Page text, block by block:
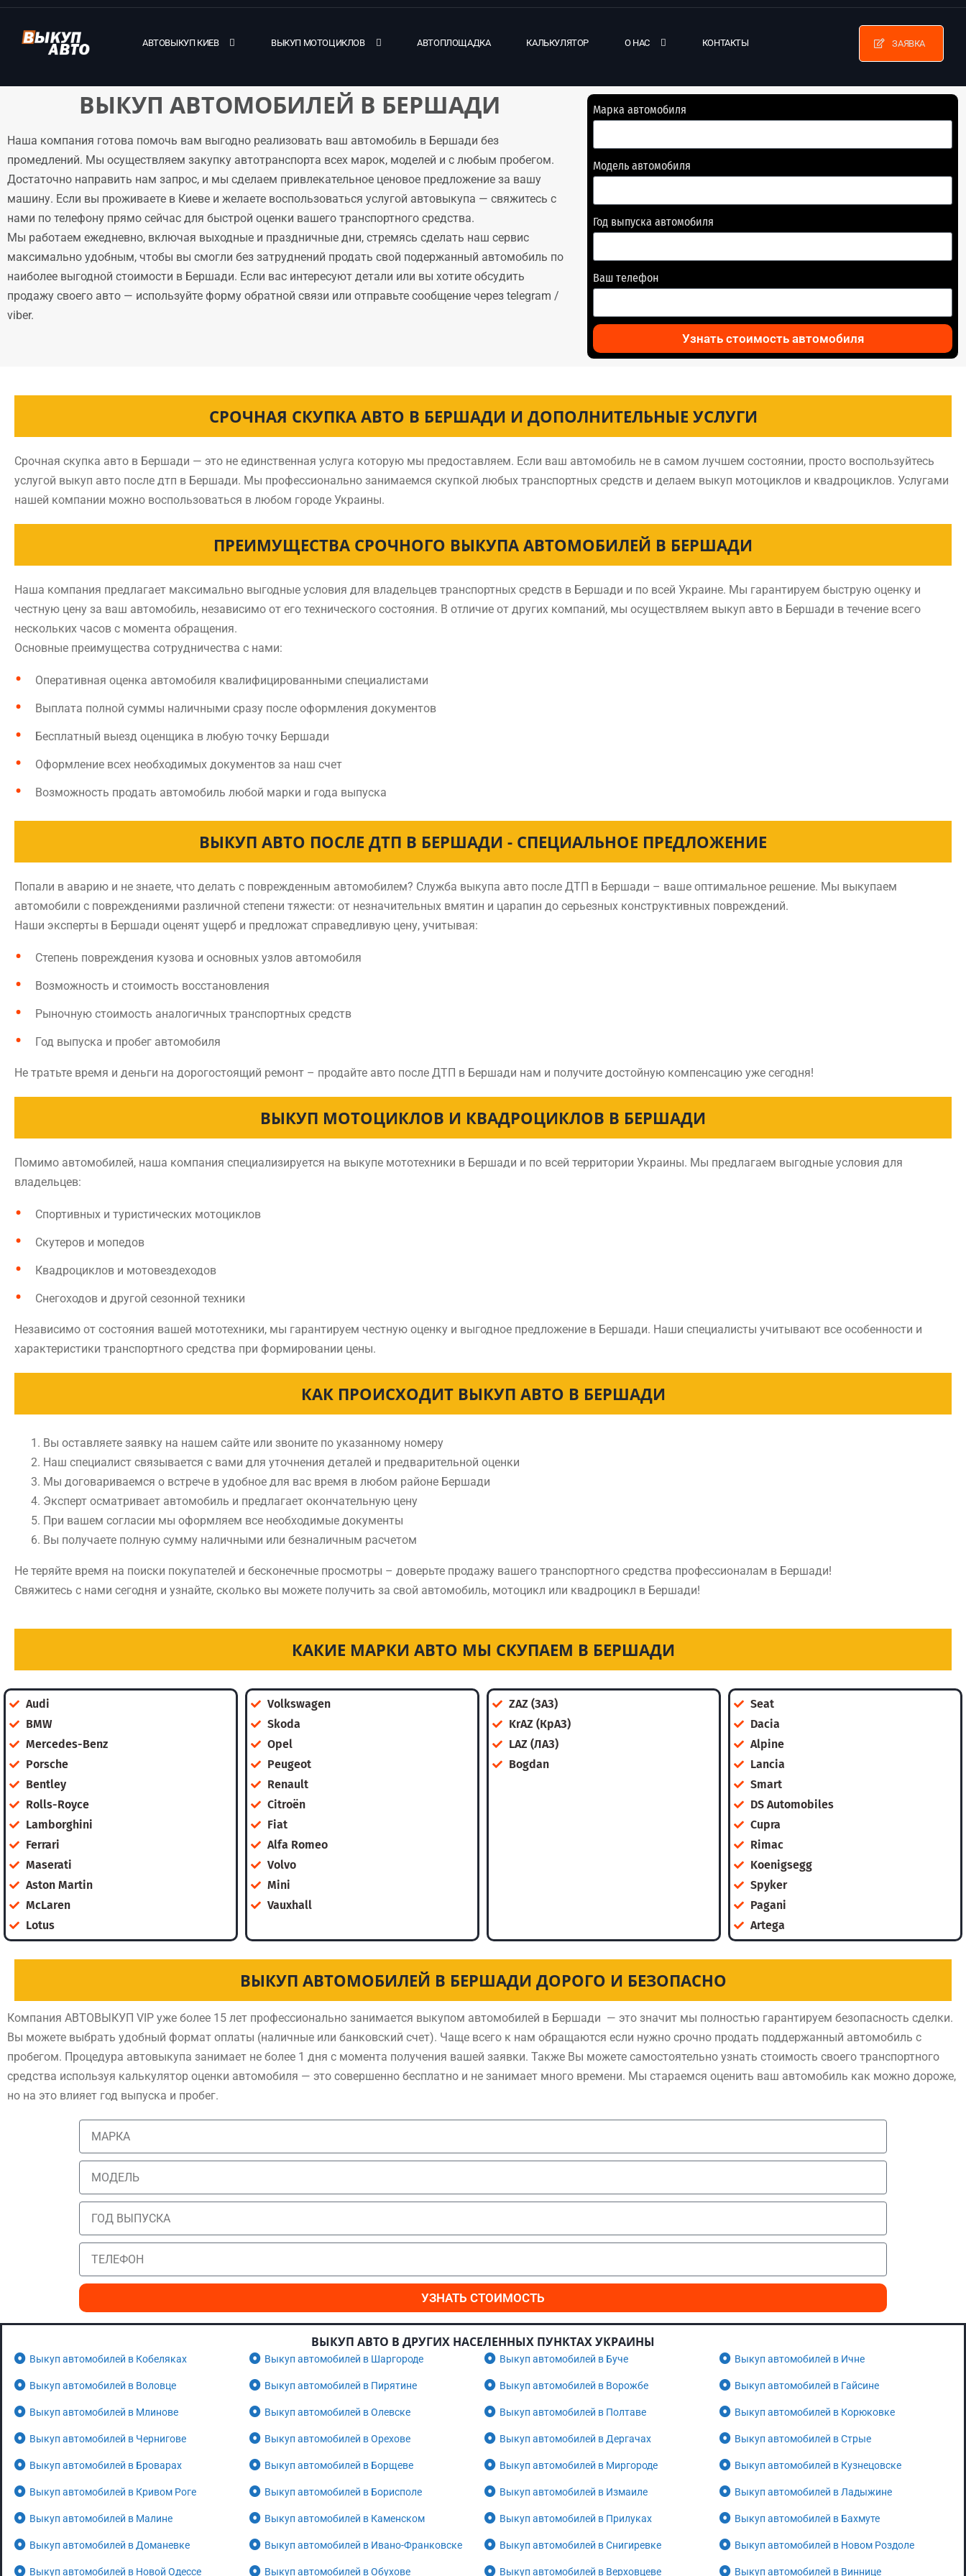
АВТОВЫКУП КИЕВ ВЫКУП МОТОЦИКЛОВ АВТОПЛОЩАДКА КАЛЬКУЛЯТОР О НАС КОНТАКТЫ ЗАЯВКА
ВЫКУП АВТОМОБИЛЕЙ В БЕРШАДИ
Наша компания готова помочь вам выгодно реализовать ваш автомобиль в Бершади без
промедлений. Мы осуществляем закупку автотранспорта всех марок, моделей и с любым пробегом.
Достаточно направить нам запрос, и мы сделаем привлекательное ценовое предложение за вашу
машину. Если вы проживаете в Киеве и желаете воспользоваться услугой автовыкупа — свяжитесь с
нами по телефону прямо сейчас для быстрой оценки вашего транспортного средства.
Мы работаем ежедневно, включая выходные и праздничные дни, стремясь сделать наш сервис
максимально удобным, чтобы вы смогли без затруднений продать свой подержанный автомобиль по
наиболее выгодной стоимости в Бершади. Если вас интересуют детали или вы хотите обсудить
продажу своего авто — используйте форму обратной связи или отправьте сообщение через telegram /
viber.
Марка автомобиля
Модель автомобиля
Год выпуска автомобиля
Ваш телефон
Узнать стоимость автомобиля
СРОЧНАЯ СКУПКА АВТО В БЕРШАДИ И ДОПОЛНИТЕЛЬНЫЕ УСЛУГИ
Срочная скупка авто в Бершади — это не единственная услуга которую мы предоставляем. Если ваш автомобиль не в самом лучшем состоянии, просто воспользуйтесь
услугой выкуп авто после дтп в Бершади. Мы профессионально занимаемся скупкой любых транспортных средств и делаем выкуп мотоциклов и квадроциклов. Услугами
нашей компании можно воспользоваться в любом городе Украины.
ПРЕИМУЩЕСТВА СРОЧНОГО ВЫКУПА АВТОМОБИЛЕЙ В БЕРШАДИ
Наша компания предлагает максимально выгодные условия для владельцев транспортных средств в Бершади и по всей Украине. Мы гарантируем быструю оценку и
честную цену за ваш автомобиль, независимо от его технического состояния. В отличие от других компаний, мы осуществляем выкуп авто в Бершади в течение всего
нескольких часов с момента обращения.
Основные преимущества сотрудничества с нами:
Оперативная оценка автомобиля квалифицированными специалистами
Выплата полной суммы наличными сразу после оформления документов
Бесплатный выезд оценщика в любую точку Бершади
Оформление всех необходимых документов за наш счет
Возможность продать автомобиль любой марки и года выпуска
ВЫКУП АВТО ПОСЛЕ ДТП В БЕРШАДИ - СПЕЦИАЛЬНОЕ ПРЕДЛОЖЕНИЕ
Попали в аварию и не знаете, что делать с поврежденным автомобилем? Служба выкупа авто после ДТП в Бершади – ваше оптимальное решение. Мы выкупаем
автомобили с повреждениями различной степени тяжести: от незначительных вмятин и царапин до серьезных конструктивных повреждений.
Наши эксперты в Бершади оценят ущерб и предложат справедливую цену, учитывая:
Степень повреждения кузова и основных узлов автомобиля
Возможность и стоимость восстановления
Рыночную стоимость аналогичных транспортных средств
Год выпуска и пробег автомобиля
Не тратьте время и деньги на дорогостоящий ремонт – продайте авто после ДТП в Бершади нам и получите достойную компенсацию уже сегодня!
ВЫКУП МОТОЦИКЛОВ И КВАДРОЦИКЛОВ В БЕРШАДИ
Помимо автомобилей, наша компания специализируется на выкупе мототехники в Бершади и по всей территории Украины. Мы предлагаем выгодные условия для
владельцев:
Спортивных и туристических мотоциклов
Скутеров и мопедов
Квадроциклов и мотовездеходов
Снегоходов и другой сезонной техники
Независимо от состояния вашей мототехники, мы гарантируем честную оценку и выгодное предложение в Бершади. Наши специалисты учитывают все особенности и
характеристики транспортного средства при формировании цены.
КАК ПРОИСХОДИТ ВЫКУП АВТО В БЕРШАДИ
Вы оставляете заявку на нашем сайте или звоните по указанному номеру
Наш специалист связывается с вами для уточнения деталей и предварительной оценки
Мы договариваемся о встрече в удобное для вас время в любом районе Бершади
Эксперт осматривает автомобиль и предлагает окончательную цену
При вашем согласии мы оформляем все необходимые документы
Вы получаете полную сумму наличными или безналичным расчетом
Не теряйте время на поиски покупателей и бесконечные просмотры – доверьте продажу вашего транспортного средства профессионалам в Бершади!
Свяжитесь с нами сегодня и узнайте, сколько вы можете получить за свой автомобиль, мотоцикл или квадроцикл в Бершади!
КАКИЕ МАРКИ АВТО МЫ СКУПАЕМ В БЕРШАДИ
Audi
BMW
Mercedes-Benz
Porsche
Bentley
Rolls-Royce
Lamborghini
Ferrari
Maserati
Aston Martin
McLaren
Lotus
Volkswagen
Skoda
Opel
Peugeot
Renault
Citroën
Fiat
Alfa Romeo
Volvo
Mini
Vauxhall
ZAZ (ЗАЗ)
KrAZ (КрАЗ)
LAZ (ЛАЗ)
Bogdan
Seat
Dacia
Alpine
Lancia
Smart
DS Automobiles
Cupra
Rimac
Koenigsegg
Spyker
Pagani
Artega
ВЫКУП АВТОМОБИЛЕЙ В БЕРШАДИ ДОРОГО И БЕЗОПАСНО
Компания АВТОВЫКУП VIP уже более 15 лет профессионально занимается выкупом автомобилей в Бершади — это значит мы полностью гарантируем безопасность сделки.
Вы можете выбрать удобный формат оплаты (наличные или банковский счет). Чаще всего к нам обращаются если нужно срочно продать поддержанный автомобиль с
пробегом. Процедура автовыкупа занимает не более 1 дня с момента получения вашей заявки. Также Вы можете самостоятельно узнать стоимость своего транспортного
средства используя калькулятор оценки автомобиля — это совершенно бесплатно и не занимает много времени. Мы стараемся оценить ваш автомобиль как можно дороже,
но на это влияет год выпуска и пробег.
УЗНАТЬ СТОИМОСТЬ
ВЫКУП АВТО В ДРУГИХ НАСЕЛЕННЫХ ПУНКТАХ УКРАИНЫ
Выкуп автомобилей в Кобеляках Выкуп автомобилей в Шаргороде Выкуп автомобилей в Буче Выкуп автомобилей в Ичне
Выкуп автомобилей в Воловце Выкуп автомобилей в Пирятине Выкуп автомобилей в Ворожбе Выкуп автомобилей в Гайсине
Выкуп автомобилей в Млинове Выкуп автомобилей в Олевске Выкуп автомобилей в Полтаве Выкуп автомобилей в Корюковке
Выкуп автомобилей в Чернигове Выкуп автомобилей в Орехове Выкуп автомобилей в Дергачах Выкуп автомобилей в Стрые
Выкуп автомобилей в Броварах Выкуп автомобилей в Борщеве Выкуп автомобилей в Миргороде Выкуп автомобилей в Кузнецовске
Выкуп автомобилей в Кривом Роге Выкуп автомобилей в Борисполе Выкуп автомобилей в Измаиле Выкуп автомобилей в Ладыжине
Выкуп автомобилей в Малине Выкуп автомобилей в Каменском Выкуп автомобилей в Прилуках Выкуп автомобилей в Бахмуте
Выкуп автомобилей в Доманевке Выкуп автомобилей в Ивано-Франковске Выкуп автомобилей в Снигиревке Выкуп автомобилей в Новом Роздоле
Выкуп автомобилей в Новой Одессе Выкуп автомобилей в Обухове Выкуп автомобилей в Верховцеве Выкуп автомобилей в Виннице